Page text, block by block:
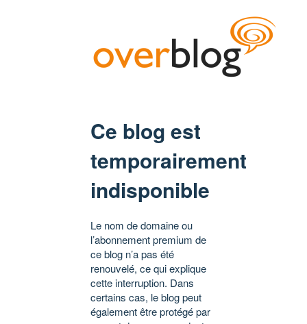
Ce blog est
temporairement
indisponible
Le nom de domaine ou
l’abonnement premium de
ce blog n’a pas été
renouvelé, ce qui explique
cette interruption. Dans
certains cas, le blog peut
également être protégé par